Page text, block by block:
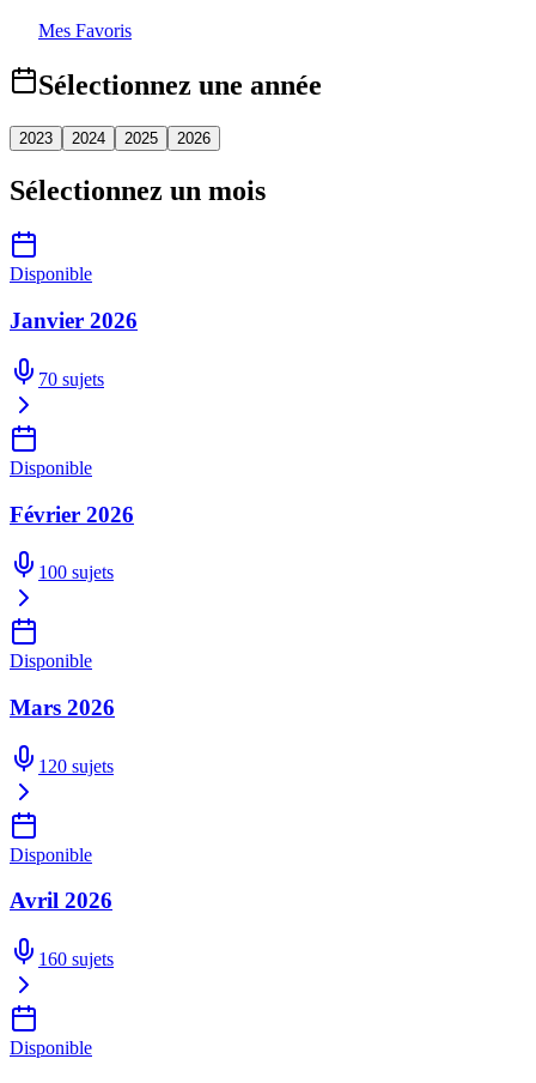
Mes Favoris
Sélectionnez une année
2023 2024 2025 2026
Sélectionnez un mois
Disponible
Janvier 2026
70 sujets
Disponible
Février 2026
100 sujets
Disponible
Mars 2026
120 sujets
Disponible
Avril 2026
160 sujets
Disponible